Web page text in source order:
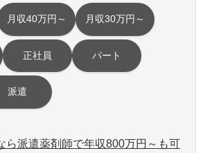
月収40万円～ 月収30万円～
正社員 パート
派遣
ら派遣薬剤師で年収800万円～も可